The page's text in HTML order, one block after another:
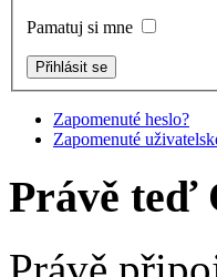
Pamatuj si mne
Zapomenuté heslo?
Zapomenuté
Právě teď